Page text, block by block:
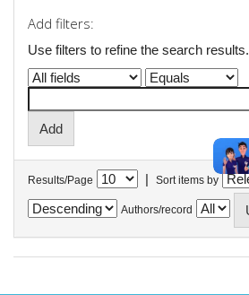
Add filters:
Use filters to refine the search results.
Results/Page | Sort items by
Authors/record